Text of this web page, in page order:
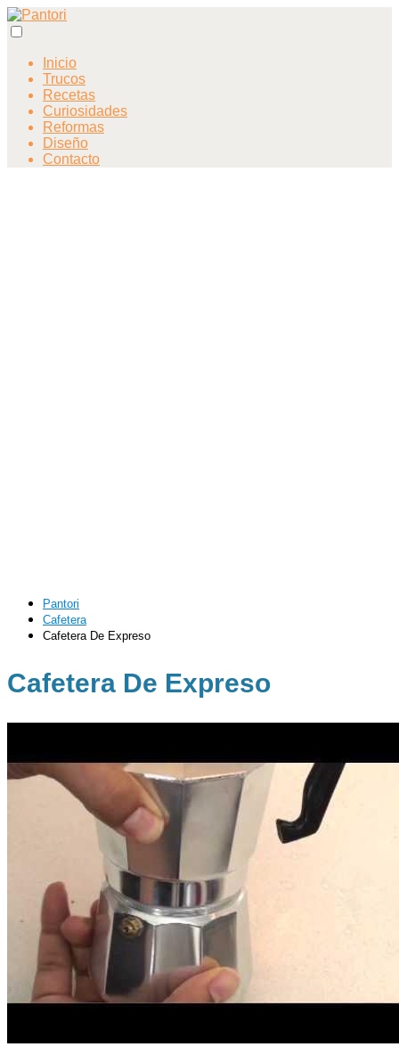
Inicio
Trucos
Recetas
Curiosidades
Reformas
Diseño
Contacto
Pantori
Cafetera
Cafetera De Expreso
Cafetera De Expreso